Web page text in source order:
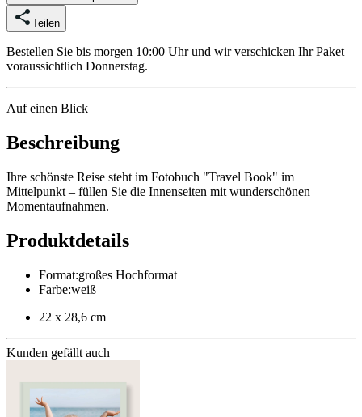
Teilen
Bestellen Sie bis morgen 10:00 Uhr und wir verschicken Ihr Paket
voraussichtlich Donnerstag.
Auf einen Blick
Beschreibung
Ihre schönste Reise steht im Fotobuch "Travel Book" im
Mittelpunkt – füllen Sie die Innenseiten mit wunderschönen
Momentaufnahmen.
Produktdetails
Format:großes Hochformat
Farbe:weiß
22 x 28,6 cm
Kunden gefällt auch